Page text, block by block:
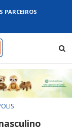
PARCEIROS